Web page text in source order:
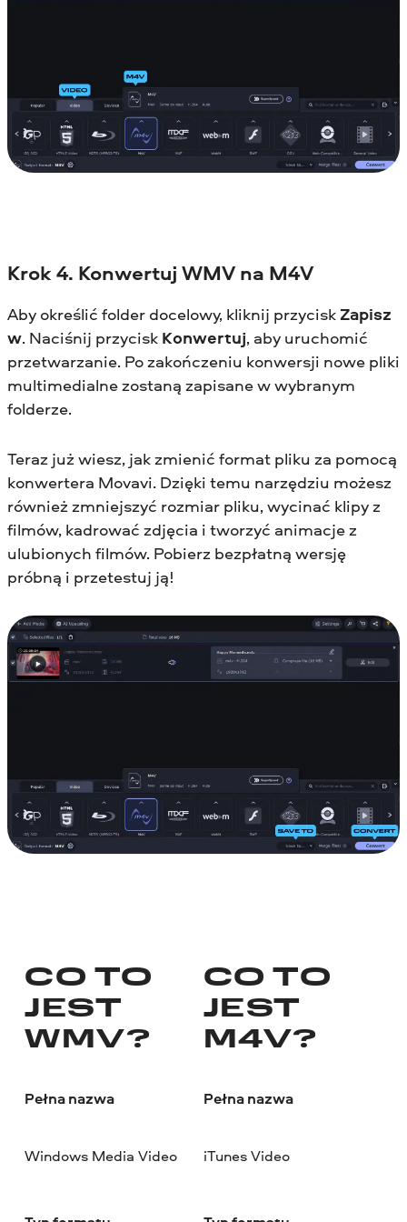
Krok 4. Konwertuj WMV na M4V
Aby określić folder docelowy, kliknij przycisk Zapisz
w. Naciśnij przycisk Konwertuj, aby uruchomić
przetwarzanie. Po zakończeniu konwersji nowe pliki
multimedialne zostaną zapisane w wybranym
folderze.
Teraz już wiesz, jak zmienić format pliku za pomocą
konwertera Movavi. Dzięki temu narzędziu możesz
również zmniejszyć rozmiar pliku, wycinać klipy z
filmów, kadrować zdjęcia i tworzyć animacje z
ulubionych filmów. Pobierz bezpłatną wersję
próbną i przetestuj ją!
CO TO
JEST
WMV?
Pełna nazwa
Windows Media Video
CO TO
JEST
M4V?
Pełna nazwa
iTunes Video